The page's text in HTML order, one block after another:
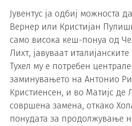
Јувентус ја одбиј можноста
Вернер или Кристијан
само висока кеш-понуа од
Лихт, јавуваат
Тухел му е потребен
заминувањето на Антонио
Кристиенсен, и во Матијс де
совршена замена, откако
понудата за продолжување